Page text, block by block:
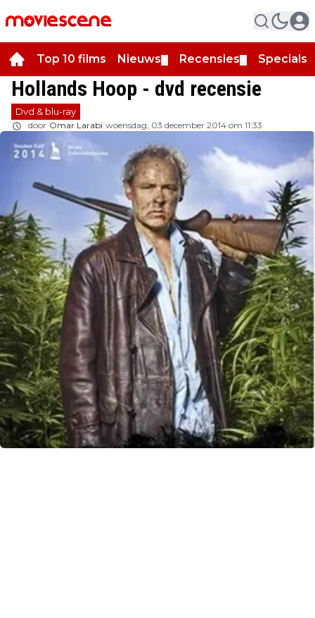
Top 10 films Nieuws Recensies Specials
Hollands Hoop - dvd recensie
Dvd & blu-ray
door Omar Larabi woensdag, 03 december 2014 om 11:33